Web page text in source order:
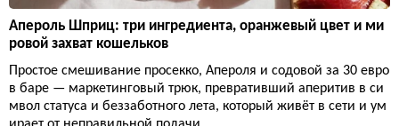
Апероль Шприц: три ингредиента, оранжевый цвет и ми
ровой захват кошельков
Простое смешивание просекко, Апероля и содовой за 30 евро
в баре — маркетинговый трюк, превративший аперитив в си
мвол статуса и беззаботного лета, который живёт в сети и ум